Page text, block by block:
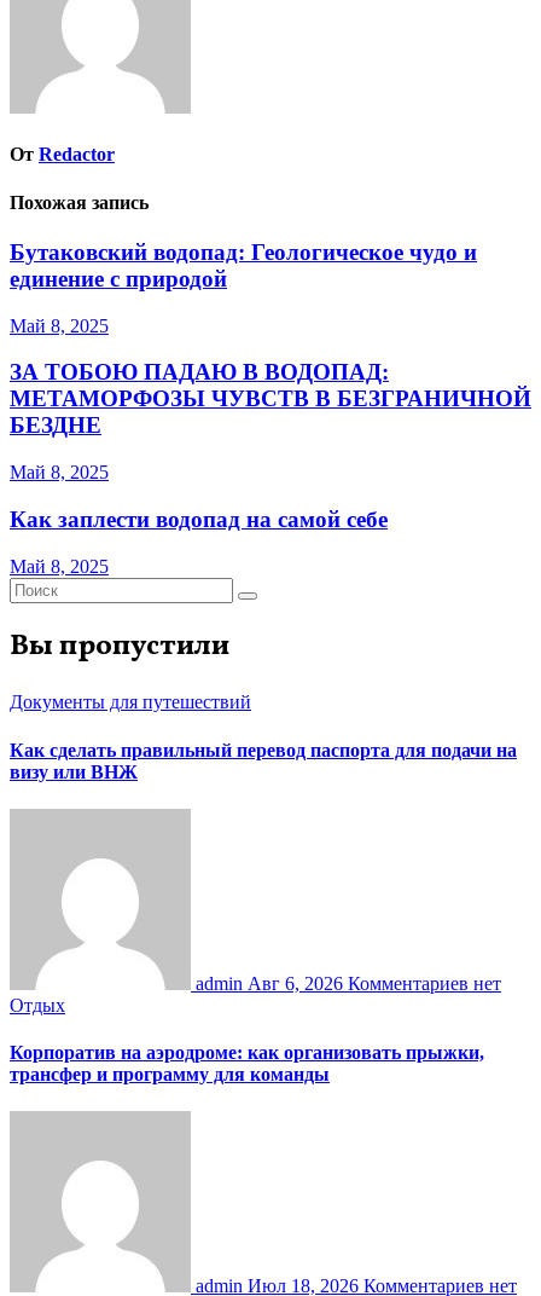
От Redactor
Похожая запись
Бутаковский водопад: Геологическое чудо и
единение с природой
Май 8, 2025
ЗА ТОБОЮ ПАДАЮ В ВОДОПАД:
МЕТАМОРФОЗЫ ЧУВСТВ В БЕЗГРАНИЧНОЙ
БЕЗДНЕ
Май 8, 2025
Как заплести водопад на самой себе
Май 8, 2025
Вы пропустили
Документы для путешествий
Как сделать правильный перевод паспорта для подачи на
визу или ВНЖ
admin Авг 6, 2026 Комментариев нет
Отдых
Корпоратив на аэродроме: как организовать прыжки,
трансфер и программу для команды
admin Июл 18, 2026 Комментариев нет